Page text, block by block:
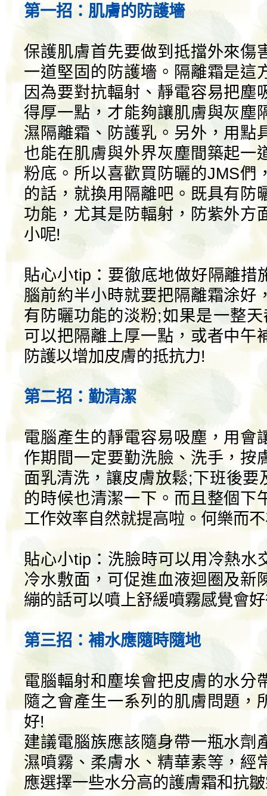
第一招：肌膚的防護墻
保護肌膚首先要做到抵擋外來傷
一道堅固的防護墻。隔離霜是這
因為要對抗輻射、靜電容易把塵
得厚一點，才能夠讓肌膚與灰塵
濕隔離霜、防護乳。另外，用點
也能在肌膚與外界灰塵間築起一
粉底。所以喜歡買防曬的JMS們
的話，就換用隔離吧。既具有防
功能，尤其是防輻射，防紫外方
小呢!
貼心小tip：要徹底地做好隔離措
腦前約半小時就要把隔離霜涂好
有防曬功能的淡粉;如果是一整
可以把隔離上厚一點，或者中午
防護以增加皮膚的抵抗力!
第二招：勤清潔
電腦產生的靜電容易吸塵，用會
作期間一定要勤洗臉、洗手，按
面乳清洗，讓皮膚放鬆;下班後要
的時候也清潔一下。而且整個下
工作效率自然就提高啦。何樂而
貼心小tip：洗臉時可以用冷熱水
冷水敷面，可促進血液迴圈及新
繃的話可以噴上舒緩噴霧感覺會
第三招：補水應隨時隨地
電腦輻射和塵埃會把皮膚的水分
隨之會產生一系列的肌膚問題，
好!
建議電腦族應該隨身帶一瓶水劑
濕噴霧、柔膚水、精華素等，經
應選擇一些水分高的護膚霜和抗